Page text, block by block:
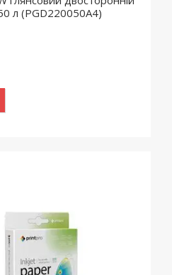
л (PGD220050A4)